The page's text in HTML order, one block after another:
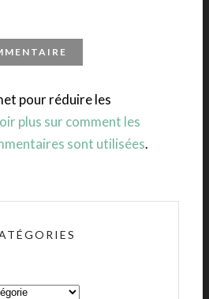
pour réduire les
plus sur comment les
sont utilisées.